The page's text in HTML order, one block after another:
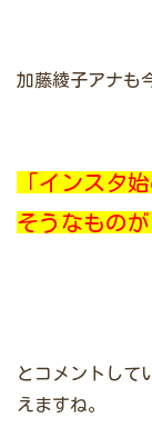
加藤綾子アナも
「インスタ
そうなもの
とコメントして
えますね。